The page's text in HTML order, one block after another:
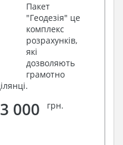
Пакет
"Геодезія" це
комплекс
розрахунків,
які
дозволяють
грамотно
3 000 грн.